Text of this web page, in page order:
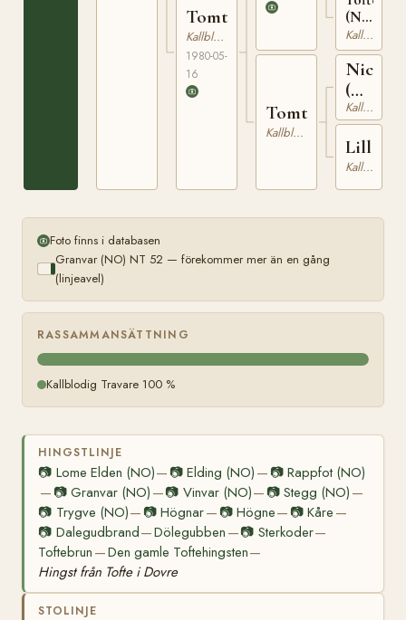
Tomtsessan
Kallblodig Travare
1980-05-
16
Tomtnicsy
Kallblodig Travare
(NO)
T-
1075
Kallblodig Travare
Nic
(NO)
N
2012
Kallblodig Travare
Lill
Kallblodig Travare
Foto finns i databasen
Granvar (NO) NT 52 — förekommer mer än en gång
(linjeavel)
RASSAMMANSÄTTNING
Kallblodig Travare 100 %
HINGSTLINJE
📷 Lome Elden (NO)— 📷Elding (NO) — 📷 Rappfot (NO)
— 📷Granvar (NO) —📷 Vinvar (NO)— 📷Stegg (NO) —
📷 Trygve (NO)— 📷Högnar— 📷 Högne— 📷 Kåre —
📷 Dalegudbrand—Dölegubben —📷 Sterkoder—
Toftebrun —Den gamle Toftehingsten—
Hingst från Tofte i Dovre
STOLINJE